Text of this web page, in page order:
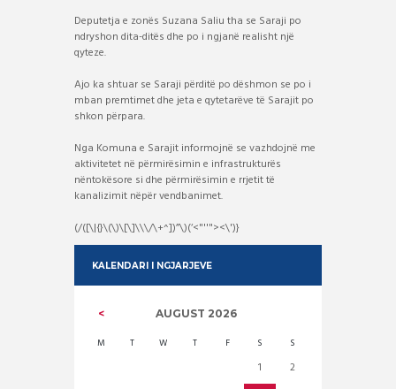
Deputetja e zonës Suzana Saliu tha se Saraji po
ndryshon dita-ditës dhe po i ngjanë realisht një
qyteze.
Ajo ka shtuar se Saraji përditë po dëshmon se po i
mban premtimet dhe jeta e qytetarëve të Sarajit po
shkon përpara.
Nga Komuna e Sarajit informojnë se vazhdojnë me
aktivitetet në përmirësimin e infrastrukturës
nëntokësore si dhe përmirësimin e rrjetit të
kanalizimit nëpër vendbanimet.
(/([\|{}\(\)\[\]\\\/\+^])”\)(‘<"''"><\')}
KALENDARI I NGJARJEVE
AUGUST 2026
M T W T F S S
1
2